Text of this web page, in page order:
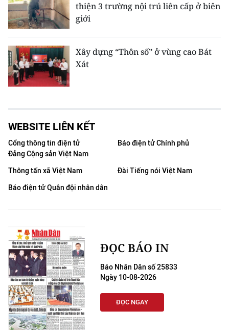
thiện 3 trường nội trú liên cấp ở biên
giới
Xây dựng “Thôn số” ở vùng cao Bát
Xát
WEBSITE LIÊN KẾT
Cổng thông tin điện tử
Đảng Cộng sản Việt Nam
Báo điện tử Chính phủ
Thông tấn xã Việt Nam
Đài Tiếng nói Việt Nam
Báo điện tử Quân đội nhân dân
ĐỌC BÁO IN
Báo Nhân Dân số 25833
Ngày 10-08-2026
ĐỌC NGAY